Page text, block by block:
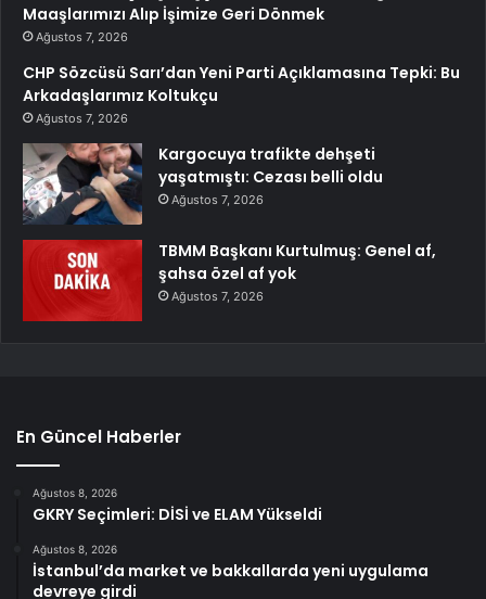
Maaşlarımızı Alıp İşimize Geri Dönmek
Ağustos 7, 2026
CHP Sözcüsü Sarı’dan Yeni Parti Açıklamasına Tepki: Bu
Arkadaşlarımız Koltukçu
Ağustos 7, 2026
Kargocuya trafikte dehşeti
yaşatmıştı: Cezası belli oldu
Ağustos 7, 2026
TBMM Başkanı Kurtulmuş: Genel af,
şahsa özel af yok
Ağustos 7, 2026
En Güncel Haberler
Ağustos 8, 2026
GKRY Seçimleri: DİSİ ve ELAM Yükseldi
Ağustos 8, 2026
İstanbul’da market ve bakkallarda yeni uygulama
devreye girdi